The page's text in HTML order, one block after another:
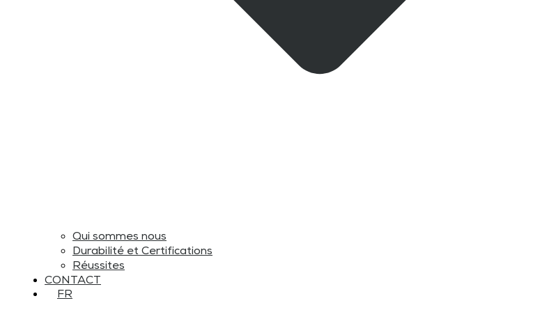
Qui sommes nous
Durabilité et Certifications
Réussites
CONTACT
FR